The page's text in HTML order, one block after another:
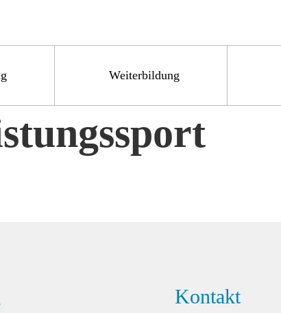
Weiterbildung
Kontakt